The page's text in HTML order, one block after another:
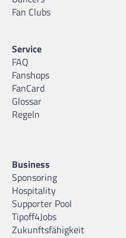
Fan Clubs
Service
FAQ
Fanshops
FanCard
Glossar
Regeln
Business
Sponsoring
Hospitality
Supporter Pool
Tipoff4Jobs
Zukunftsfähigkeit